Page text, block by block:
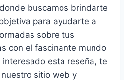
buscamos brindarte
para ayudarte a
sobre tus
con el fascinante mundo
interesado esta reseña, te
sitio web y